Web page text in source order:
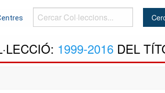
Cercar
Col·leccions...
1999-2016 DEL